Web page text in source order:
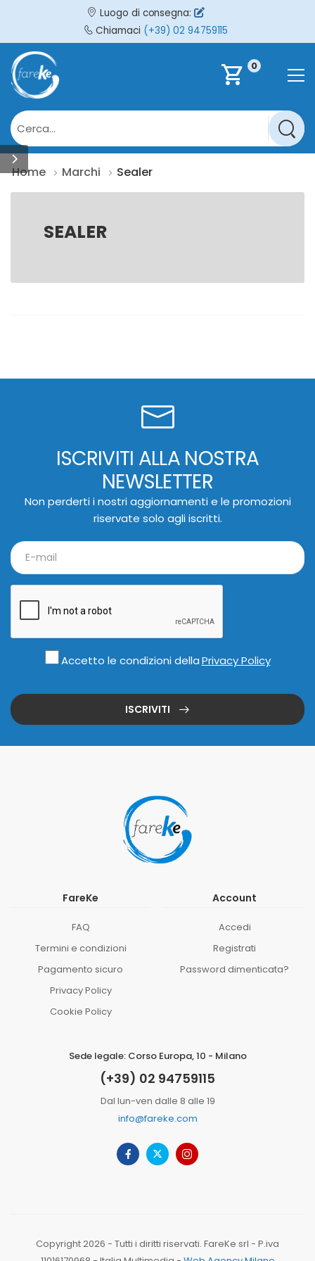
Luogo di consegna:
Chiamaci (+39) 02 94759115
shopping_cart 0
Home Marchi Sealer
SEALER
ISCRIVITI ALLA NOSTRA
NEWSLETTER
Non perderti i nostri aggiornamenti e le promozioni
riservate solo agli iscritti.
Accetto le condizioni dellaPrivacy Policy
ISCRIVITI
FareKe
FAQ
Termini e condizioni
Pagamento sicuro
Privacy Policy
Cookie Policy
Account
Accedi
Registrati
Password dimenticata?
Sede legale: Corso Europa, 10 - Milano
(+39) 02 94759115
Dal lun-ven dalle 8 alle 19
info@fareke.com
Copyright 2026 - Tutti i diritti riservati. FareKe srl - P.iva